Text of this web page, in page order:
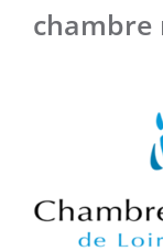
chambre